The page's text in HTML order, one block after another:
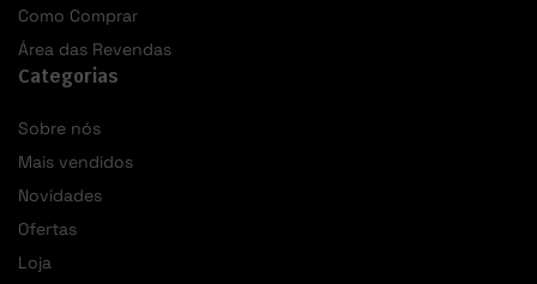
Como Comprar
Área das Revendas
Categorias
Sobre nós
Mais vendidos
Novidades
Ofertas
Loja